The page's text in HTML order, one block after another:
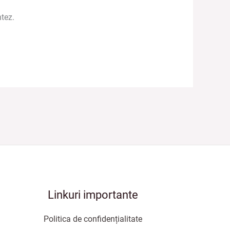
Linkuri importante
Politica de confidențialitate